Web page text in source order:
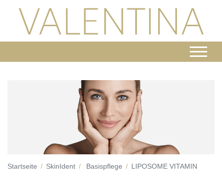
Startseite SkinIdent Basispflege LIPOSOME VITAMIN